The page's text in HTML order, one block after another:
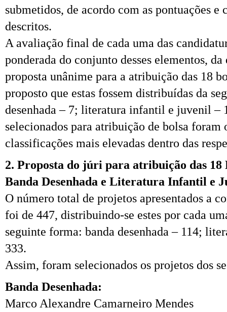
submetidos, de acordo com as pontuações
descritos.
A avaliação final de cada uma das
ponderada do conjunto desses elementos,
proposta unânime para a atribuição das 18
proposto que estas fossem distribuídas da
desenhada – 7; literatura infantil e juvenil –
selecionados para atribuição de bolsa foram
classificações mais elevadas dentro das
2. Proposta do júri para atribuição das 18
Banda Desenhada e Literatura Infantil e
O número total de projetos apresentados a
foi de 447, distribuindo-se estes por cada
seguinte forma: banda desenhada – 114;
333.
Assim, foram selecionados os projetos dos
Banda Desenhada:
Marco Alexandre Camarneiro Mendes